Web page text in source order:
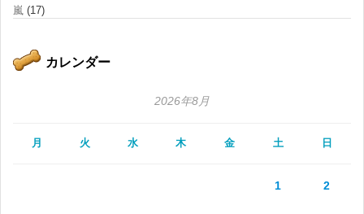
嵐 (17)
カレンダー
2026年8月
月 火 水 木 金 土 日
1 2